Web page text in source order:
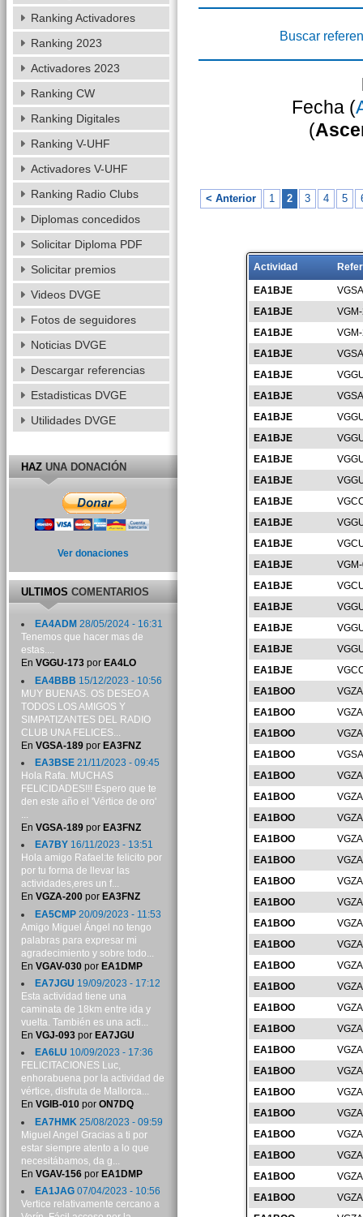
Buscar
Fecha (
(
< Anterior 1 2 3 4 5
Actividad
EA1BJE
EA1BJE
EA1BJE
EA1BJE
EA1BJE
EA1BJE
EA1BJE
EA1BJE
EA1BJE
EA1BJE
EA1BJE
EA1BJE
EA1BJE
EA1BJE
EA1BJE
EA1BJE
EA1BJE
EA1BJE
EA1BJE
EA1BOO
EA1BOO
EA1BOO
EA1BOO
EA1BOO
EA1BOO
EA1BOO
EA1BOO
EA1BOO
EA1BOO
EA1BOO
EA1BOO
EA1BOO
EA1BOO
EA1BOO
EA1BOO
EA1BOO
EA1BOO
EA1BOO
EA1BOO
EA1BOO
EA1BOO
EA1BOO
EA1BOO
EA1BOO
Ranking Activadores
Ranking 2023
Activadores 2023
Ranking CW
Ranking Digitales
Ranking V-UHF
Activadores V-UHF
Ranking Radio Clubs
Diplomas concedidos
Solicitar Diploma PDF
Solicitar premios
Videos DVGE
Fotos de seguidores
Noticias DVGE
Descargar referencias
Estadisticas DVGE
Utilidades DVGE
HAZUNA DONACIÓN
Ver donaciones
ULTIMOSCOMENTARIOS
EA4ADM 28/05/2024 - 16:31
Tenemos que hacer mas de
estas....
En VGGU-173por EA4LO
EA4BBB 15/12/2023 - 10:56
MUY BUENAS. OS DESEO A
TODOS LOS AMIGOS Y
SIMPATIZANTES DEL RADIO
CLUB UNA FELICES...
En VGSA-189por EA3FNZ
EA3BSE21/11/2023 - 09:45
Hola Rafa. MUCHAS
FELICIDADES!!! Espero que te
den este año el 'Vértice de oro'
...
En VGSA-189por EA3FNZ
EA7BY16/11/2023 - 13:51
Hola amigo Rafael:te felicito por
por tu forma de llevar las
actividades,eres un f...
En VGZA-200por EA3FNZ
EA5CMP20/09/2023 - 11:53
Amigo Miguel Ángel no tengo
palabras para expresar mi
agradecimiento y sobre todo...
En VGAV-030por EA1DMP
EA7JGU 19/09/2023 - 17:12
Esta actividad tiene una
caminata de 18km entre ida y
vuelta. También es una acti...
En VGJ-093por EA7JGU
EA6LU 10/09/2023 - 17:36
FELICITACIONES Luc,
enhorabuena por la actividad de
vértice, disfruta de Mallorca...
En VGIB-010por ON7DQ
EA7HMK 25/08/2023 - 09:59
Miguel Angel Gracias a ti por
estar siempre atento a lo que
necesitábamos, da g...
En VGAV-156por EA1DMP
EA1JAG07/04/2023 - 10:56
Vertice relativamente cercano a